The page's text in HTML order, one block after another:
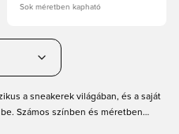
Sok méretben kapható
a sneakerek világában, és a saját
Számos színben és méretben
illő párat! Élvezd a kedvező